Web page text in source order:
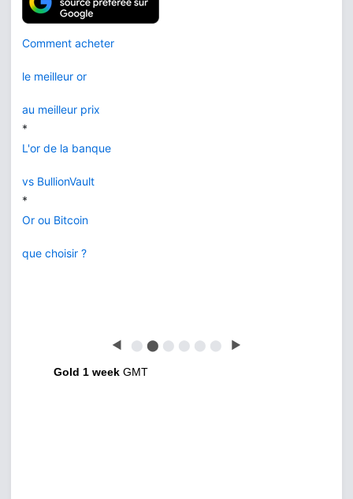
Comment acheter
le meilleur or
au meilleur prix
*
L'or de la banque
vs BullionVault
*
Or ou Bitcoin
que choisir ?
◀ ⬤ ⬤ ⬤ ⬤ ⬤ ⬤ ▶
Gold 1 week GMT